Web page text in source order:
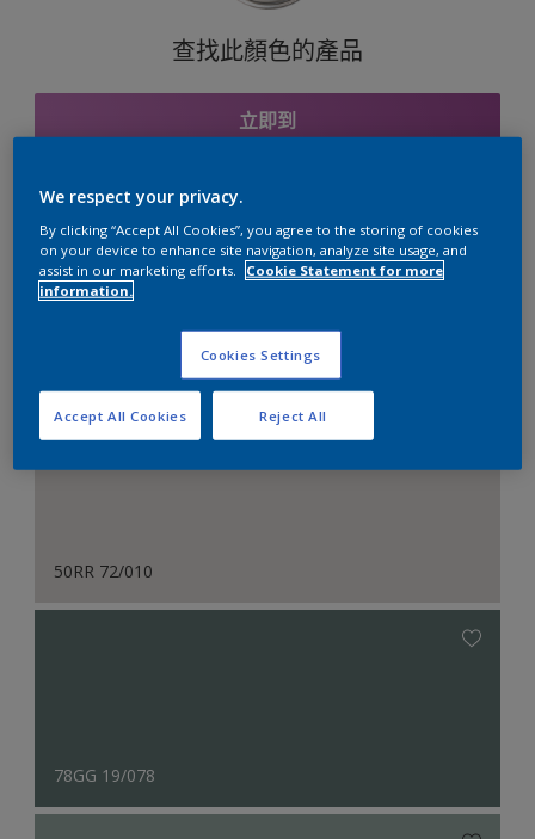
查找此顏色的產品
立即到
與之協調的色彩組合
中性色組合
50RR 72/010
78GG 19/078
We respect your privacy.
By clicking “Accept All Cookies”, you agree to the storing of cookies
on your device to enhance site navigation, analyze site usage, and
assist in our marketing efforts.
Cookie Statement for more
information.
Cookies Settings
Reject All
Accept All Cookies